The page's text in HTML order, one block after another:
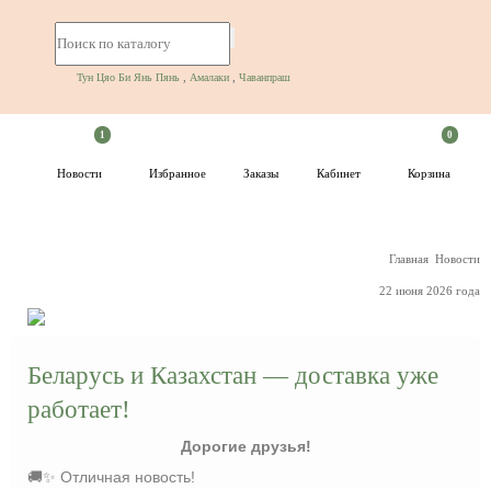
Тун Цяо Би Янь Пянь Амалаки Чаванпраш
Новости
1
Избранное Заказы Кабинет Корзина
0
Главная Новости
22 июня 2026 года
Беларусь и Казахстан — доставка уже
работает!
Дорогие друзья!
🚚✨ Отличная новость!